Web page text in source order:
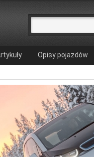
Opisy pojazdów